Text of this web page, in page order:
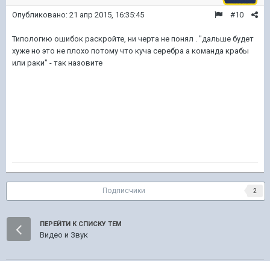
#10
Опубликовано: 21 апр 2015, 16:35:45
Типологию ошибок раскройте, ни черта не понял . "дальше будет
хуже но это не плохо потому что куча серебра а команда крабы
или раки" - так назовите
Подписчики 2
ПЕРЕЙТИ К СПИСКУ ТЕМ
Видео и Звук